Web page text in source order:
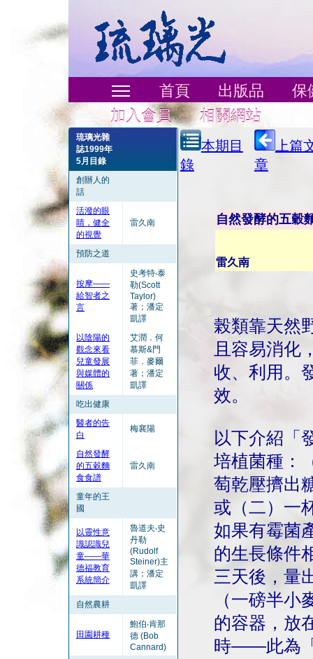
首頁 出版品
保
加入會員
相關網站
琉璃光雜
誌1999年
5月目錄
創辦人的
話
活潑的眼
睛，健全
的視覺
雷久南
預防之道
按摩——
給智者之
言
史考特‧泰
勒(Scott
Taylor)
著；潘定
凱譯
以陰陽的
觀念來看
兒童發展
與媒體的
關係
艾潤．何
慕斯&門
菲．麥爾
著；潘定
凱譯
吃出健康
醫者的告
白
梅襄陽
自然發酵
的五穀麵
食食譜
雷久南
童年的王
國
以靈性意
識認識兒
童——華
德福教育
系統簡介
魯道夫‧史
丹勒
(Rudolf
Steiner)主
講；潘定
凱譯
自然農耕
田園耕種
鮑伯‧肯那
德 (Bob
Cannard)
本期目
錄
上篇
章
自然發酵的五穀
雷久南
榖類靠天然
且容易消化
收、利用。
效。
以下介紹「
培植菌種：
萄乾壓擠出
或（二）一
如果有霉菌
的生長條件
三天後，量
（一磅半
的容器，放
時——此為